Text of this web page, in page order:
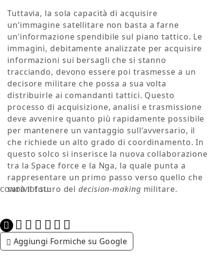
Tuttavia, la sola capacità di acquisire
un’immagine satellitare non basta a farne
un’informazione spendibile sul piano tattico. Le
immagini, debitamente analizzate per acquisire
informazioni sui bersagli che si stanno
tracciando, devono essere poi trasmesse a un
decisore militare che possa a sua volta
distribuirle ai comandanti tattici. Questo
processo di acquisizione, analisi e trasmissione
deve avvenire quanto più rapidamente possibile
per mantenere un vantaggio sull’avversario, il
che richiede un alto grado di coordinamento. In
questo solco si inserisce la nuova collaborazione
tra la Space force e la Nga, la quale punta a
rappresentare un primo passo verso quello che
sarà il futuro deldecision-making militare.
CONDIVIDI SU:
Aggiungi Formiche su Google